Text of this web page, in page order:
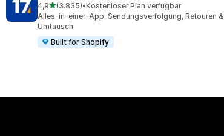
4,9von 5 Sternen
(3.835)
3835 Rezensionen insgesamt
•Kostenloser Plan verfügbar
Alles-in-einer-App: Sendungsverfolgung, Retouren &
Umtausch
Built for Shopify